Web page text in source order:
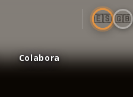
Colabora
🇪🇸 🇬🇧